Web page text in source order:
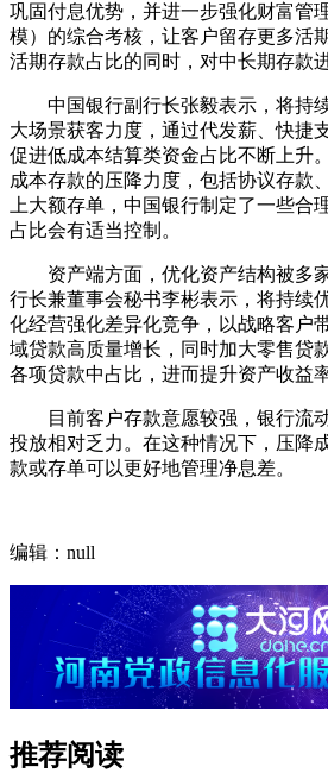
巩固付息优势，并进一步强化财富管
模）的综合考核，让客户留存更多活
活期存款占比的同时，对中长期存款
中国银行副行长张毅表示，将持
大场景获客力度，通过代发薪、快捷
促进低成本结算类资金占比不断上升
成本存款的压降力度，包括协议存款
上大额存单，中国银行制定了一些合
占比会有适当控制。
资产端方面，优化资产结构被多家
行长兼董事会秘书李彬表示，将持续
化经营强化差异化竞争，以战略客户
域贷款高质量增长，同时加大零售贷
各项贷款中占比，进而提升资产收益率
目前客户存款意愿较强，银行流
投放相对乏力。在这种情况下，压降
款或存单可以更好地管理净息差。
编辑：null
推荐阅读